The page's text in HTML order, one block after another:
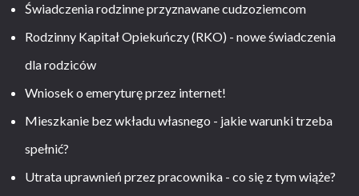
Świadczenia rodzinne przyznawane cudzoziemcom
Rodzinny Kapitał Opiekuńczy (RKO) - nowe świadczenia
dla rodziców
Wniosek o emeryturę przez internet!
Mieszkanie bez wkładu własnego - jakie warunki trzeba
spełnić?
Utrata uprawnień przez pracownika - co się z tym wiąże?